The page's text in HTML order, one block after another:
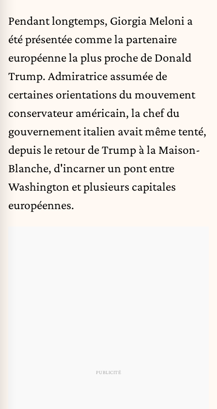
Pendant longtemps, Giorgia Meloni a
été présentée comme la partenaire
européenne la plus proche de Donald
Trump. Admiratrice assumée de
certaines orientations du mouvement
conservateur américain, la chef du
gouvernement italien avait même tenté,
depuis le retour de Trump à la Maison-
Blanche, d'incarner un pont entre
Washington et plusieurs capitales
européennes.